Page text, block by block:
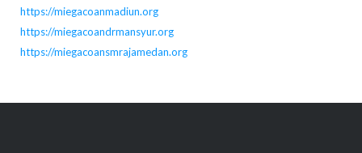
https://miegacoanmadiun.org
https://miegacoandrmansyur.org
https://miegacoansmrajamedan.org